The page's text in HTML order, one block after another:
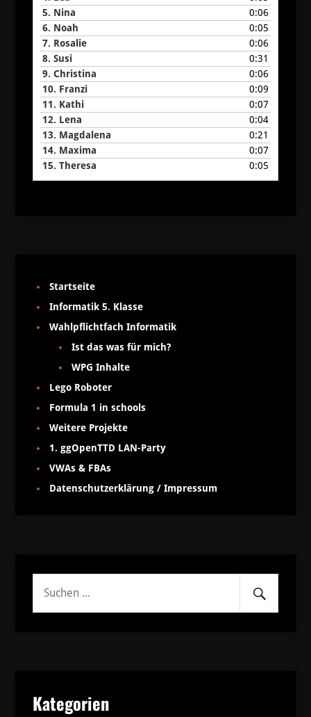
5. Nina
0:06
6. Noah
0:05
7. Rosalie
0:06
8. Susi
0:31
9. Christina
0:06
10. Franzi
0:09
11. Kathi
0:07
12. Lena
0:04
13. Magdalena
0:21
14. Maxima
0:07
15. Theresa 0:05
Startseite
Informatik 5. Klasse
Wahlpflichtfach Informatik
Ist das was für mich?
WPG Inhalte
Lego Roboter
Formula 1 in schools
Weitere Projekte
1. ggOpenTTD LAN-Party
VWAs & FBAs
Datenschutzerklärung / Impressum
Suche
Senden
Kategorien